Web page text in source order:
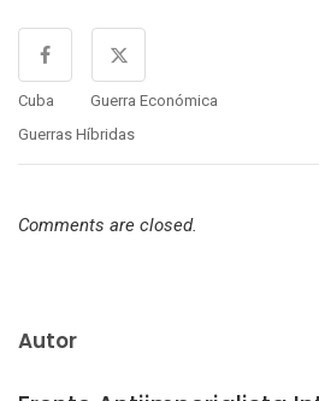
Cuba
Guerra Económica
Guerras Híbridas
Comments are closed.
Autor